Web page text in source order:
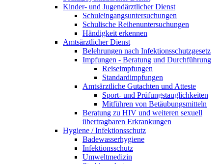
Kinder- und Jugendärztlicher Dienst
Schuleingangsuntersuchungen
Schulische Reihenuntersuchungen
Händigkeit erkennen
Amtsärztlicher Dienst
Belehrungen nach Infektionsschutzgesetz
Impfungen - Beratung und Durchführung
Reiseimpfungen
Standardimpfungen
Amtsärztliche Gutachten und Atteste
Sport- und Prüfungstauglichkeiten
Mitführen von Betäubungsmitteln
Beratung zu HIV und weiteren sexuell
übertragbaren Erkrankungen
Hygiene / Infektionsschutz
Badewasserhygiene
Infektionsschutz
Umweltmedizin